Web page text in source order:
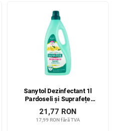
Sanytol Dezinfectant 1l
Pardoseli și Suprafețe
17,99 RON fără TVA
21,77 RON